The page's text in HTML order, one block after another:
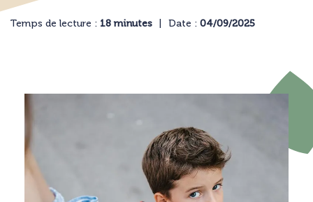
Temps de lecture : 18 minutes Date : 04/09/2025